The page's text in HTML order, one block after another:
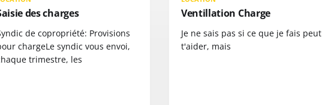
des charges
de copropriété: Provisions
chargeLe syndic vous envoi,
trimestre, les
Ventillation Charge
Je ne sais pas si ce que je fais peut
t'aider, mais